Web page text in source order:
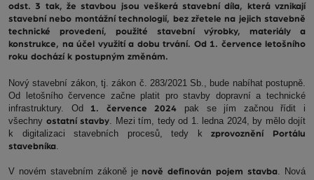
odst. 3 tak, že stavbou jsou veškerá stavební díla, která vznikají
stavební nebo montážní technologií, bez zřetele na jejich stavebně
technické provedení, použité stavební výrobky, materiály a
konstrukce, na účel využití a dobu trvání. Od 1. července letošního
roku dochází k postupným změnám.
Nový stavební zákon, tj. zákon č. 283/2021 Sb., bude nabíhat postupně.
Od letošního července začne platit pro stavby dopravní a technické
infrastruktury. Od 1. července 2024 pak se jím začnou řídit i
všechny ostatní stavby . Mezi tím, tedy od 1. ledna 2024, by mělo dojít
k digitalizaci stavebních procesů, tedy kzprovoznění Portálu
stavebníka
V novém stavebním zákoně jenově definován pojem stavba . Nová